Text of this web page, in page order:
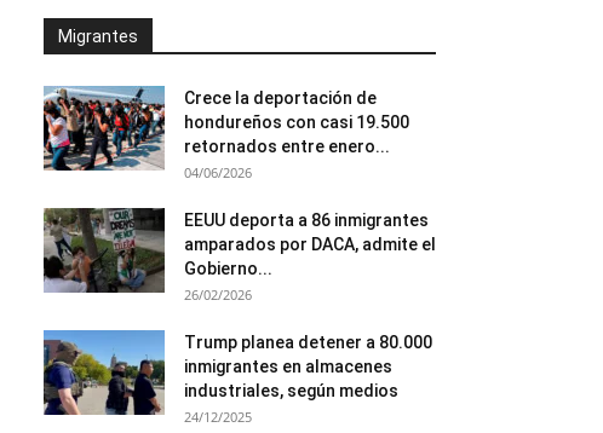
Migrantes
Crece la deportación de
hondureños con casi 19.500
retornados entre enero...
04/06/2026
EEUU deporta a 86 inmigrantes
amparados por DACA, admite el
Gobierno...
26/02/2026
Trump planea detener a 80.000
inmigrantes en almacenes
industriales, según medios
24/12/2025